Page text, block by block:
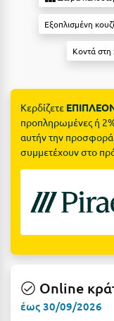
Βόλος
Βραχάτι Κορινθίας
Γαλαξiδι
Γλυφάδα
Γύθειο
Διακοπτό
Δες όλες τις
Εξοπλισμένη
Κοντά
Κερδίζετε
προπληρωμένες ή
αυτήν την προσφορά
συμμετέχουν στο
Online
έως 30/09/2026